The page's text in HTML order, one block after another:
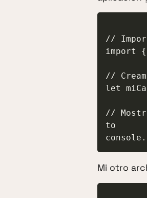
//
import
//
let
//
to
Mi otro